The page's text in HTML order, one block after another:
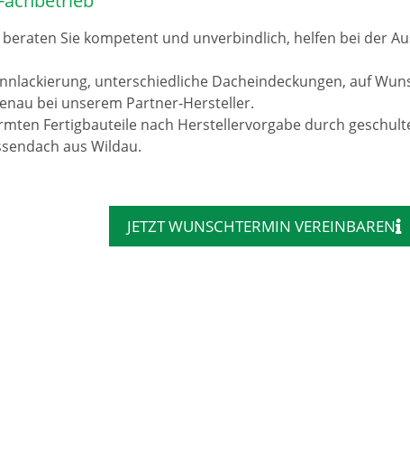
Sie kompetent und unverbindlich, helfen bei der
unterschiedliche Dacheindeckungen, auf
bei unserem Partner-Hersteller.
Fertigbauteile nach Herstellervorgabe durch
aus Wildau.
JETZT WUNSCHTERMIN VEREINBAREN